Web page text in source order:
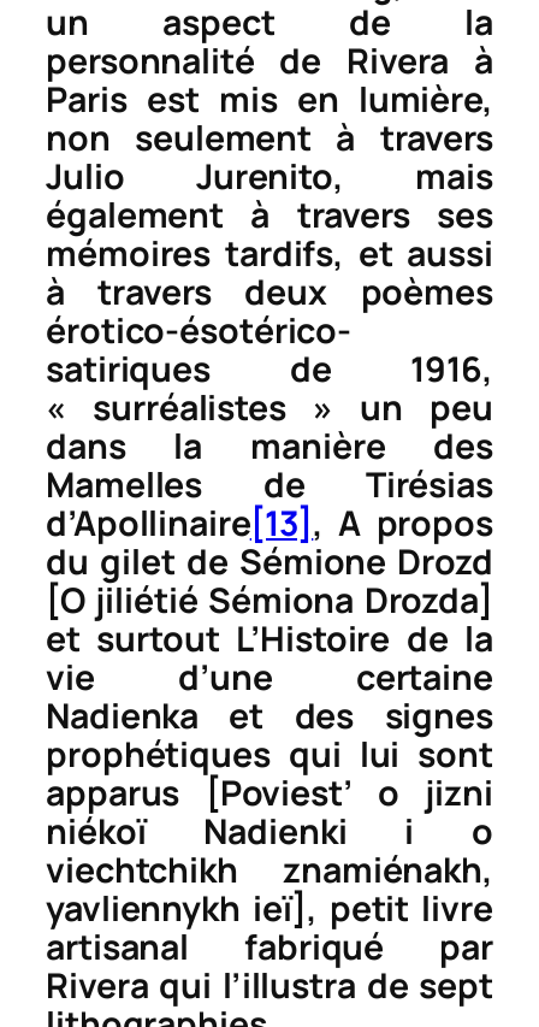
un aspect de la
personnalité de Rivera à
Paris est mis en lumière,
non seulement à travers
Julio Jurenito, mais
également à travers ses
mémoires tardifs, et aussi
à travers deux poèmes
érotico-ésotérico-
satiriques de 1916,
« surréalistes » un peu
dans la manière des
Mamelles de Tirésias
d’Apollinaire[13] ,A propos
du gilet de Sémione Drozd
[O jiliétié Sémiona Drozda]
et surtout L’Histoire de la
vie d’une certaine
Nadienka et des signes
prophétiques qui lui sont
apparus [Poviest’ o jizni
niékoï Nadienki i o
viechtchikh znamiénakh,
yavliennykh ieï], petit livre
artisanal fabriqué par
Rivera qui l’illustra de sept